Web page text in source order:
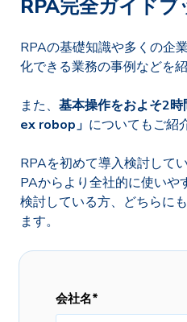
RPA完全ガイド
RPAの基礎知識や多くの企
化できる業務の事例などを紹
また、 基本操作をおよそ2
ex robop」 についてもご紹
RPAを初めて導入検討して
PAからより全社的に使いや
検討している方、どちらに
ます。
会社名*